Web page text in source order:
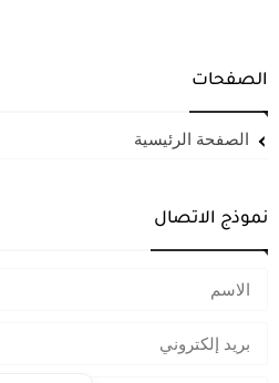
الصفحات
الصفحة الرئيسية
نموذج الاتصال